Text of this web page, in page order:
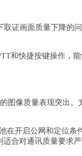
证画面质量下降的
和快捷按键操作，
图像质量表现突出
开启公网和定位条
合对通讯质量要求严